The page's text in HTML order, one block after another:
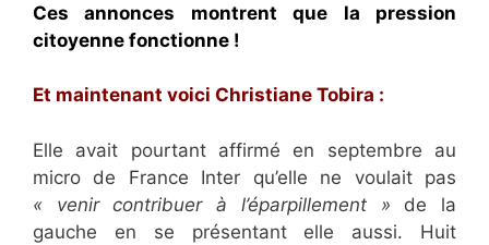
Ces annonces montrent que la pression
citoyenne fonctionne !
Et maintenant voici Christiane Tobira :
Elle avait pourtant affirmé en septembre au
micro de France Inter qu’elle ne voulait pas
« venir contribuer à l’éparpillement » de la
gauche en se présentant elle aussi. Huit